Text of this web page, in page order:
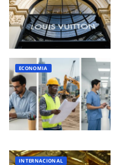
ECONOMIA
INTERNACIONAL